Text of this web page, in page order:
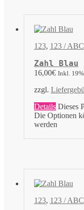
123, 123 / ABC
Zahl Blau
16,00€ Inkl.
zzgl.
Details Dieses
Die Optionen
werden
123, 123 / ABC